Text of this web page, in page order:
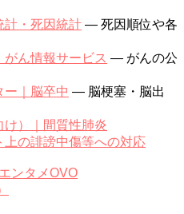
計・死因統計 — 死因順位や各
ん情報サービス — がんの公
ー｜脳卒中 — 脳梗塞・脳出
け）｜間質性肺炎
の誹謗中傷等への対応
エンタメOVO